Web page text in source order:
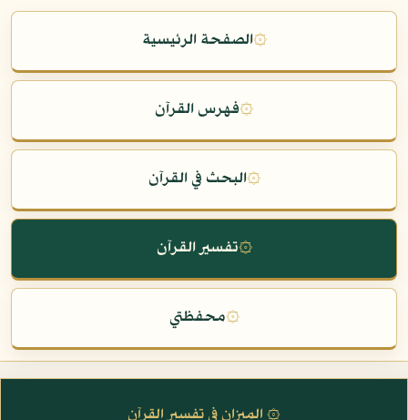
۞الصفحة الرئيسية
۞فهرس القرآن
۞البحث في القرآن
۞تفسير القرآن
۞محفظتي
۞ الميزان في تفسير القرآن